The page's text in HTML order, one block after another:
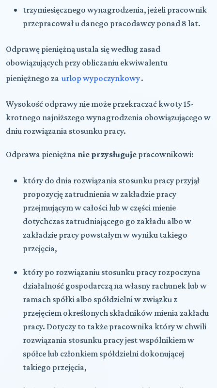
trzymiesięcznego wynagrodzenia, jeżeli pracownik
przepracował u danego pracodawcy ponad 8 lat.
Odprawę pieniężną ustala się według zasad
obowiązujących przy obliczaniu ekwiwalentu
pieniężnego za urlop wypoczynkowy.
Wysokość odprawy nie może przekraczać kwoty 15-
krotnego najniższego wynagrodzenia obowiązującego w
dniu rozwiązania stosunku pracy.
Odprawa pieniężna nie przysługuje pracownikowi:
który do dnia rozwiązania stosunku pracy przyjął
propozycję zatrudnienia w zakładzie pracy
przejmującym w całości lub w części mienie
dotychczas zatrudniającego go zakładu albo w
zakładzie pracy powstałym w wyniku takiego
przejęcia,
który po rozwiązaniu stosunku pracy rozpoczyna
działalność gospodarczą na własny rachunek lub w
ramach spółki albo spółdzielni w związku z
przejęciem określonych składników mienia zakładu
pracy. Dotyczy to także pracownika który w chwili
rozwiązania stosunku pracy jest wspólnikiem w
spółce lub członkiem spółdzielni dokonującej
takiego przejęcia,